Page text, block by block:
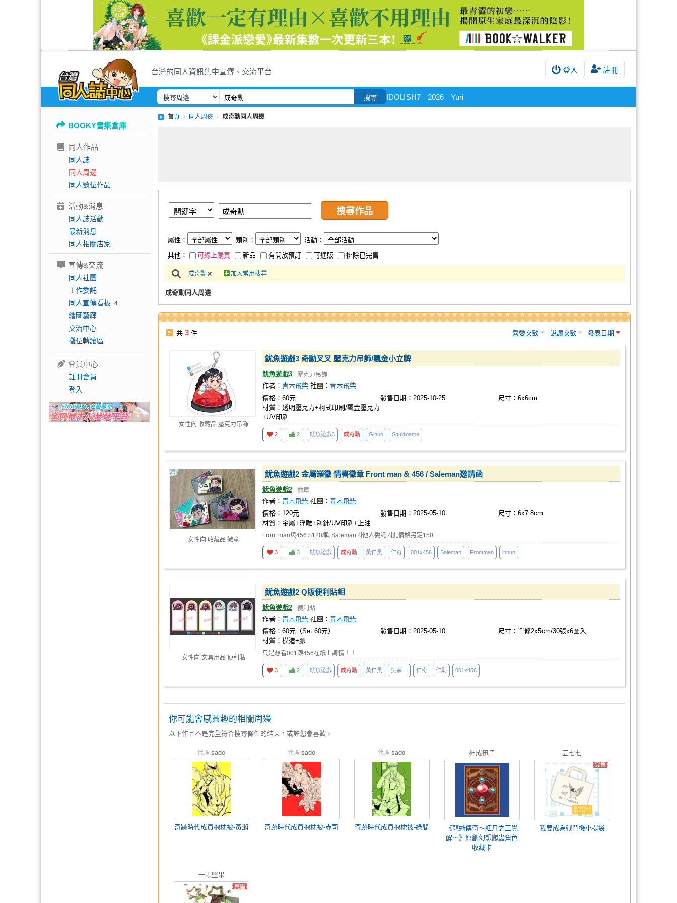
台灣的同人資訊集中宣傳、交流平台 登入 註冊
搜尋 IDOLISH7 2026 Yuri
BOOKY書集倉庫
同人作品
同人誌
同人周邊
同人數位作品
活動&消息
同人誌活動
最新消息
同人相關店家
宣傳&交流
同人社團
工作委託
同人宣傳看板 4
繪圖藝廊
交流中心
攤位轉讓區
會員中心
註冊會員
登入
首頁 同人周邊 成奇勳同人周邊
屬性： 類別：
活動：
其他：
可線上購買 新品 有開放預訂 可通販 排除已完售
成奇勳 加入常用搜尋
成奇勳同人周邊
共 3 件 喜愛次數 說讚次數 發表日期
女性向 收藏品 壓克力吊飾
魷魚遊戲3 奇勳叉叉 壓克力吊飾/飄金小立牌
魷魚遊戲3 壓克力吊飾
作者： 青木飛柴 社團： 青木飛柴
價格：60元
發售日期：2025-10-25
尺寸：6x6cm
材質：透明壓克力+柯式印刷/飄金壓克力
+UV印刷
2 2 魷魚遊戲3 成奇勳 Gihun Squidgame
女性向 收藏品 徽章
魷魚遊戲2 金屬罐徽 情書徽章 Front man & 456 / Saleman邀請函
魷魚遊戲2 徽章
作者： 青木飛柴 社團： 青木飛柴
價格：120元
發售日期：2025-05-10
尺寸：6x7.8cm
材質：金屬+浮雕+別針/UV印刷+上油
Front man與456 $120/款 Saleman因他人委託因此價格另定150
3 3 魷魚遊戲 成奇勳 黃仁昊 仁奇 001x456 Saleman Frontman inhun
女性向 文具用品 便利貼
魷魚遊戲2 Q版便利貼組
魷魚遊戲2 便利貼
作者： 青木飛柴 社團： 青木飛柴
價格：60元（Set:60元）
發售日期：2025-05-10
尺寸：單條2x5cm/30張x6圖入
材質：模造+膠
只是想看001跟456在紙上調情！！
3 2 魷魚遊戲 成奇勳 黃仁昊 吳寧一 仁奇 仁勳 001x456
你可能會感興趣的相關周邊
以下作品不是完全符合搜尋條件的結果，或許您會喜歡。
代理 sado
奇跡時代成員抱枕被-黃瀨
代理 sado
奇跡時代成員抱枕被-赤司
代理 sado
奇跡時代成員抱枕被-綠間
神成迅子
《龍蜥傳奇～紅月之王覺
醒～》原創幻想爬蟲角色
收藏卡
五七七
我要成為戰鬥機小提袋
一顆堅果